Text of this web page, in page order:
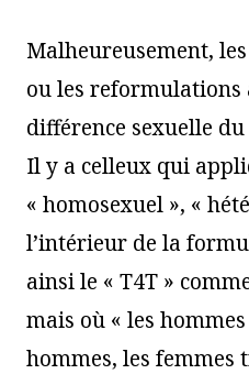
Malheureusement,
ou les reformulations
différence sexuelle
Il y a celleux qui
« homosexuel », «
l’intérieur de la
ainsi le « T4T »
mais où « les
hommes, les femmes